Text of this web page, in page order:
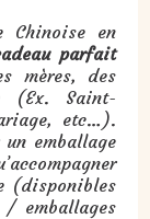
Chinoise en
parfait
mères, des
(Ex. Saint-
etc…).
emballage
(disponibles
/ emballages